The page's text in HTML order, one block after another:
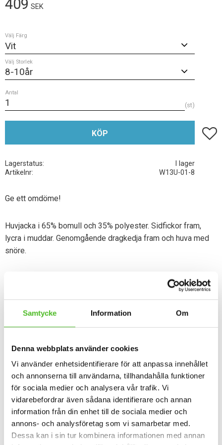
Samtycke Information Om
Denna webbplats använder cookies
Vi använder enhetsidentifierare för att anpassa innehållet
och annonserna till användarna, tillhandahålla funktioner
för sociala medier och analysera vår trafik. Vi
vidarebefordrar även sådana identifierare och annan
information från din enhet till de sociala medier och
annons- och analysföretag som vi samarbetar med.
Dessa kan i sin tur kombinera informationen med annan
409 SEK
Välj Färg
Välj Storlek
Antal
st
KÖP Lägg
Lagerstatus
I lager
Artikelnr
W13U-01-8
Ge ett omdöme!
Huvjacka i 65% bomull och 35% polyester. Sidfickor fram,
lycra i muddar. Genomgående dragkedja fram och huva med
snöre.
Facebook
Twitter
Du